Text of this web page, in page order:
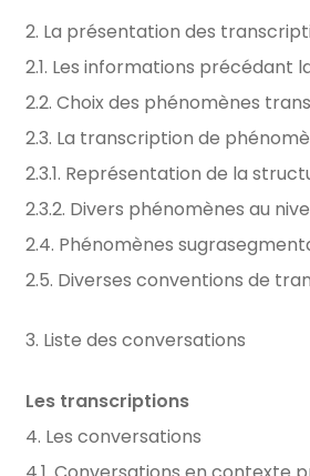
2. La présentation des
2.1. Les informations précédant
2.2. Choix des phénomènes
2.3. La transcription de
2.3.1. Représentation de la
2.3.2. Divers phénomènes au
2.4. Phénomènes
2.5. Diverses conventions de
3. Liste des conversations
Les transcriptions
4. Les conversations